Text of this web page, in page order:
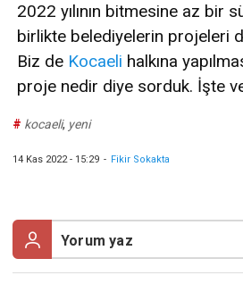
2022 yılının bitmesine az bir
birlikte belediyelerin projeleri
Biz de Kocaeli halkına
proje nedir diye sorduk. İşte
# kocaeli, yeni
14 Kas 2022 - 15:29 - Fikir Sokakta